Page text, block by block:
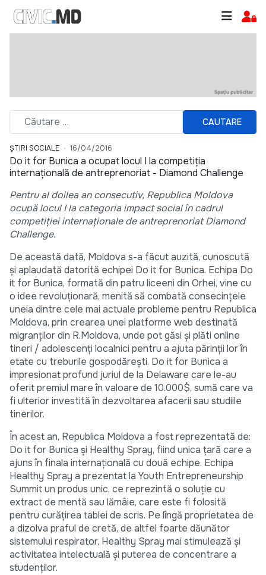
CAUTARE
ȘTIRI SOCIALE 16/04/2016
Do it for Bunica a ocupat locul I la competiția
internațională de antreprenoriat - Diamond Challenge
Pentru al doilea an consecutiv, Republica Moldova
ocupă locul I la categoria impact social în cadrul
competiției internaționale de antreprenoriat Diamond
Challenge.
De această dată, Moldova s-a făcut auzită, cunoscută
și aplaudată datorită echipei Do it for Bunica. Echipa Do
it for Bunica, formată din patru liceeni din Orhei, vine cu
o idee revoluționară, menită să combată consecințele
uneia dintre cele mai actuale probleme pentru Republica
Moldova, prin crearea unei platforme web destinată
migranților din R.Moldova, unde pot găsi și plăti online
tineri / adolescenți localnici pentru a ajuta părinții lor în
etate cu treburile gospodărești. Do it for Bunica a
impresionat profund juriul de la Delaware care le-au
oferit premiul mare în valoare de 10.000$, sumă care va
fi ulterior investită în dezvoltarea afacerii sau studiile
tinerilor.
În acest an, Republica Moldova a fost reprezentată de:
Do it for Bunica și Healthy Spray, fiind unica țară care a
ajuns în finala internațională cu două echipe. Echipa
Healthy Spray a prezentat la Youth Entrepreneurship
Summit un produs unic, ce reprezintă o soluție cu
extract de mentă sau lămâie, care este fi folosită
pentru curățirea tablei de scris. Pe lîngă proprietatea de
a dizolva praful de cretă, de altfel foarte dăunător
sistemului respirator, Healthy Spray mai stimulează și
activitatea intelectuală și puterea de concentrare a
studenților.